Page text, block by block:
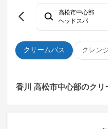
クリームバス クレン
高松市中心部
ヘッドスパ
香川 高松市中心部のクリ